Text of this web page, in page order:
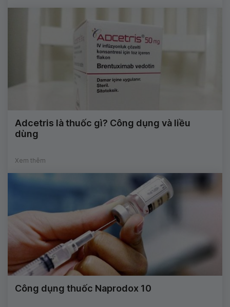
Adcetris là thuốc gì? Công dụng và liều
dùng
Xem thêm
Công dụng thuốc Naprodox 10